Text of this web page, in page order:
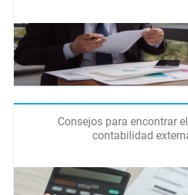
Consejos para encontrar
contabilidad